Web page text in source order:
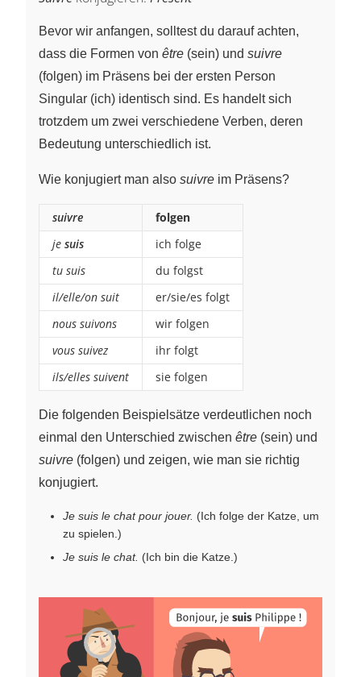
Bevor wir anfangen, solltest du darauf achten,
dass die Formen von être (sein) und suivre
(folgen) im Präsens bei der ersten Person
Singular (ich) identisch sind. Es handelt sich
trotzdem um zwei verschiedene Verben, deren
Bedeutung unterschiedlich ist.
Wie konjugiert man also suivre im Präsens?
suivre
folgen
je suis
ich folge
tu suis
du folgst
il/elle/on suit
er/sie/es folgt
nous suivons
wir folgen
vous suivez
ihr folgt
ils/elles suivent
sie folgen
Die folgenden Beispielsätze verdeutlichen noch
einmal den Unterschied zwischen être (sein) und
suivre (folgen) und zeigen, wie man sie richtig
konjugiert.
Je suis le chat pour jouer. (Ich folge der Katze, um
zu spielen.)
Je suis le chat. (Ich bin die Katze.)